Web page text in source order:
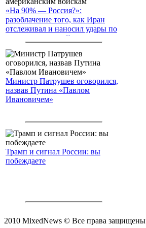
«На 90% — Россия?»:
разоблачение того, как Иран
отслеживал и наносил удары по
американским войскам
Министр Патрушев оговорился,
назвав Путина «Павлом
Ивановичем»
Трамп и сигнал России: вы
побеждаете
2010 MixedNews © Все права защищены